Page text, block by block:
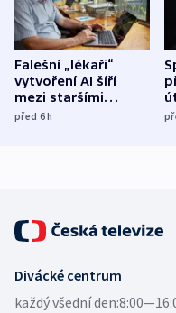
Falešní „lékaři“
vytvoření AI šíří
mezi staršími
Poláky nebezpečné
před 6h
Divácké centrum
každý všední den: